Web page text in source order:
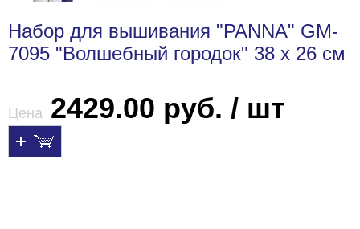
Набор для вышивания "PANNA" GM-
7095 "Волшебный городок" 38 х 26 см
Цена 2429.00 руб. / шт